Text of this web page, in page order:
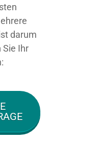
darum
Sie Ihr